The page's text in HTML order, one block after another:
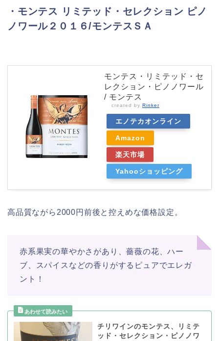
・モンテス リミテッド・セレクション ピノ
ノワール２０１６/モンテスＳＡ
モンテス・リミテッド・セ
レクション・ピノノワール
/ モンテス
created by Rinker
エノテカオンライン
Amazon
楽天市場
Yahooショッピング
高品質ながら2000円前後と控えめな価格設定。
赤系果実の華やかさがあり、薔薇の花、ハー
ブ、スパイスなどの香りがするピュアでエレガ
ント！
チリワインのモンテス、リミテ
ッド・セレクション・ピノノワ